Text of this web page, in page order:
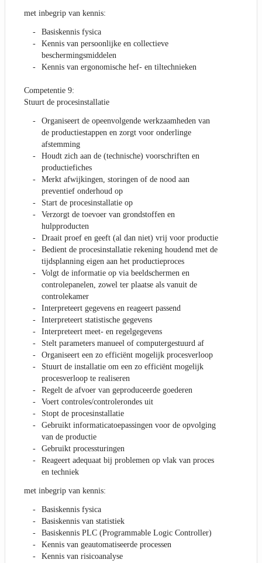
met inbegrip van kennis:
Basiskennis fysica
Kennis van persoonlijke en collectieve
beschermingsmiddelen
Kennis van ergonomische hef- en tiltechnieken
Competentie 9:
Stuurt de procesinstallatie
Organiseert de opeenvolgende werkzaamheden van
de productiestappen en zorgt voor onderlinge
afstemming
Houdt zich aan de (technische) voorschriften en
productiefiches
Merkt afwijkingen, storingen of de nood aan
preventief onderhoud op
Start de procesinstallatie op
Verzorgt de toevoer van grondstoffen en
hulpproducten
Draait proef en geeft (al dan niet) vrij voor productie
Bedient de procesinstallatie rekening houdend met de
tijdsplanning eigen aan het productieproces
Volgt de informatie op via beeldschermen en
controlepanelen, zowel ter plaatse als vanuit de
controlekamer
Interpreteert gegevens en reageert passend
Interpreteert statistische gegevens
Interpreteert meet- en regelgegevens
Stelt parameters manueel of computergestuurd af
Organiseert een zo efficiënt mogelijk procesverloop
Stuurt de installatie om een zo efficiënt mogelijk
procesverloop te realiseren
Regelt de afvoer van geproduceerde goederen
Voert controles/controlerondes uit
Stopt de procesinstallatie
Gebruikt informaticatoepassingen voor de opvolging
van de productie
Gebruikt processturingen
Reageert adequaat bij problemen op vlak van proces
en techniek
met inbegrip van kennis:
Basiskennis fysica
Basiskennis van statistiek
Basiskennis PLC (Programmable Logic Controller)
Kennis van geautomatiseerde processen
Kennis van risicoanalyse